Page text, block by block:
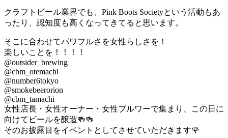
クラフトビール業界でも、Pink Boots Societyという活動もあ
ったり、認知度も高くなってきてると思います。
そこに合わせてパワフルさを女性らしさを！
楽しいことを！！！！
@outsider_brewing
@cbm_otemachi
@number6tokyo
@smokebeerorion
@cbm_tamachi
女性店長・女性オーナー・女性ブルワーで集まり、この日に
向けてビールを醸造🍻🍻
そのお披露目をイベントとしてさせていただきます🌹